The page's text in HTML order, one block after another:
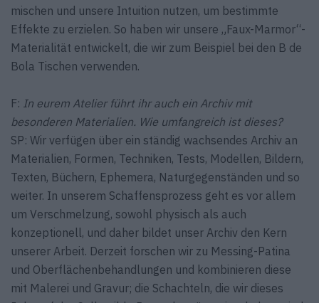
mischen und unsere Intuition nutzen, um bestimmte
Effekte zu erzielen. So haben wir unsere „Faux-Marmor“-
Materialität entwickelt, die wir zum Beispiel bei den B de
Bola Tischen verwenden.
F: In eurem Atelier führt ihr auch ein Archiv mit
besonderen Materialien. Wie umfangreich ist dieses?
SP: Wir verfügen über ein ständig wachsendes Archiv an
Materialien, Formen, Techniken, Tests, Modellen, Bildern,
Texten, Büchern, Ephemera, Naturgegenständen und so
weiter. In unserem Schaffensprozess geht es vor allem
um Verschmelzung, sowohl physisch als auch
konzeptionell, und daher bildet unser Archiv den Kern
unserer Arbeit. Derzeit forschen wir zu Messing-Patina
und Oberflächenbehandlungen und kombinieren diese
mit Malerei und Gravur; die Schachteln, die wir dieses